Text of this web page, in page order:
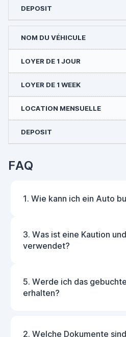
FAQ
1. Wie kann ich ein Auto
3. Was ist eine Kaution
verwendet?
5. Werde ich das
erhalten?
2. Welche Dokumente